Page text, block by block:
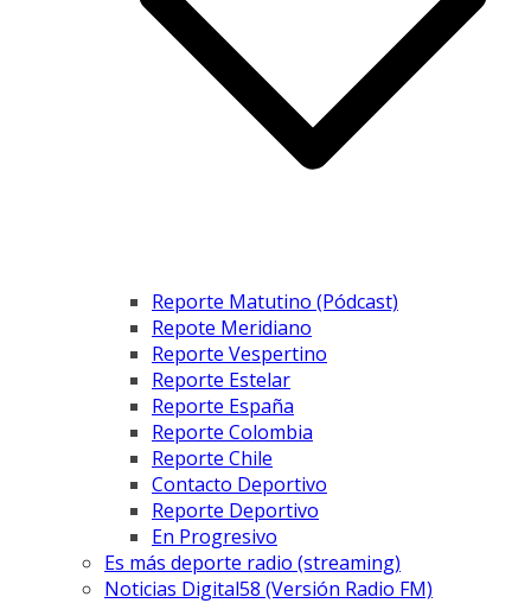
Reporte Matutino (Pódcast)
Repote Meridiano
Reporte Vespertino
Reporte Estelar
Reporte España
Reporte Colombia
Reporte Chile
Contacto Deportivo
Reporte Deportivo
En Progresivo
Es más deporte radio (streaming)
Noticias Digital58 (Versión Radio FM)